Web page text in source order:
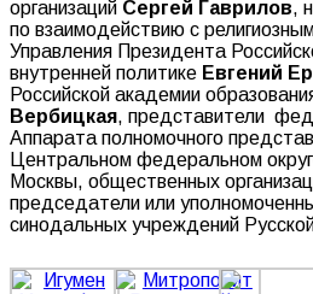
организаций Сергей Гаврилов,
по взаимодействию с
Управления Президента
внутренней политике Евгений
Российской академии
Вербицкая, представители
Аппарата полномочного
Центральном федеральном
Москвы, общественных
председатели или
синодальных учреждений